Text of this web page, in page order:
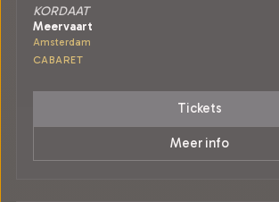
KORDAAT
Meervaart
Amsterdam
CABARET
Tickets
Meer info